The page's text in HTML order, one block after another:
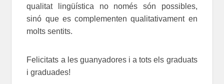
qualitat lingüística no només són possibles,
sinó que es complementen qualitativament en
molts sentits.
Felicitats a les guanyadores i a tots els graduats
i graduades!